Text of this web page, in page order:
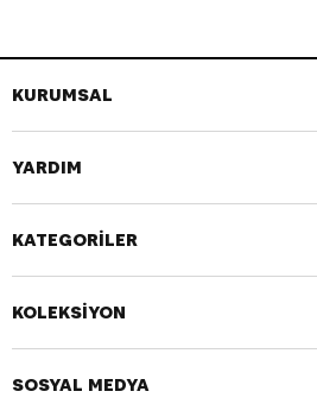
KURUMSAL
YARDIM
KATEGORİLER
KOLEKSİYON
SOSYAL MEDYA